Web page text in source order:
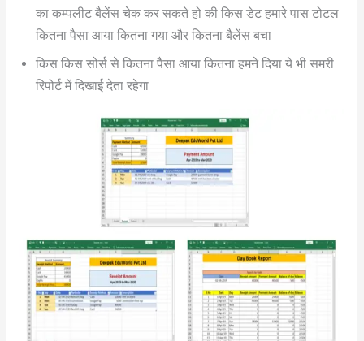
का कम्पलीट बैलेंस चेक कर सकते हो की किस डेट हमारे पास टोटल
कितना पैसा आया कितना गया और कितना बैलेंस बचा
किस किस सोर्स से कितना पैसा आया कितना हमने दिया ये भी समरी
रिपोर्ट में दिखाई देता रहेगा